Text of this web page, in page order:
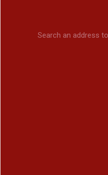
Search an address